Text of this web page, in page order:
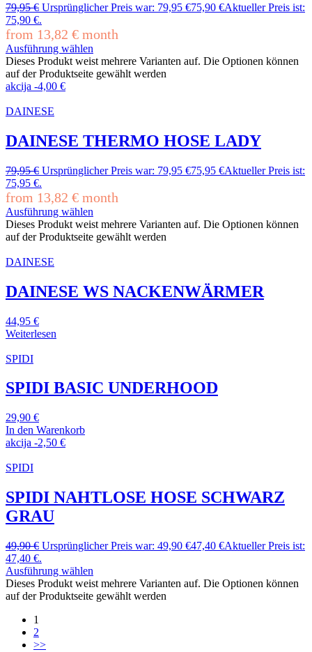
79,95€ Ursprünglicher Preis war: 79,95 €75,90 €Aktueller Preis ist:
75,90 €.
from 13,82 € month
Ausführung wählen
Dieses Produkt weist mehrere Varianten auf. Die Optionen können
auf der Produktseite gewählt werden
akcija -4,00 €
DAINESE
DAINESE THERMO HOSE LADY
79,95€ Ursprünglicher Preis war: 79,95 €75,95 €Aktueller Preis ist:
75,95 €.
from 13,82 € month
Ausführung wählen
Dieses Produkt weist mehrere Varianten auf. Die Optionen können
auf der Produktseite gewählt werden
DAINESE
DAINESE WS NACKENWÄRMER
44,95 €
Weiterlesen
SPIDI
SPIDI BASIC UNDERHOOD
29,90 €
In den Warenkorb
akcija -2,50 €
SPIDI
SPIDI NAHTLOSE HOSE SCHWARZ
GRAU
49,90€ Ursprünglicher Preis war: 49,90 €47,40 €Aktueller Preis ist:
47,40 €.
Ausführung wählen
Dieses Produkt weist mehrere Varianten auf. Die Optionen können
auf der Produktseite gewählt werden
1
2
>>